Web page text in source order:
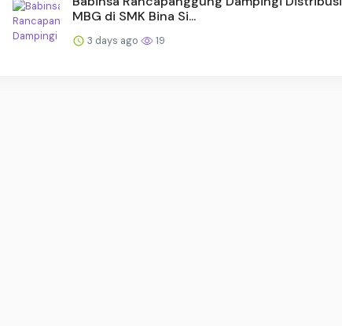
MBG di SMK Bina Si...
3 days ago 19